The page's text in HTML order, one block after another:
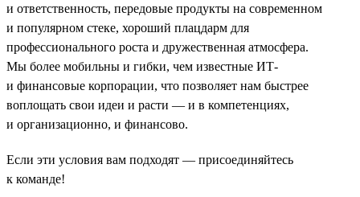
и ответственность, передовые продукты на современном
и популярном стеке, хороший плацдарм для
профессионального роста и дружественная атмосфера.
Мы более мобильны и гибки, чем известные ИТ-
и финансовые корпорации, что позволяет нам быстрее
воплощать свои идеи и расти — и в компетенциях,
и организационно, и финансово.
Если эти условия вам подходят — присоединяйтесь
к команде!